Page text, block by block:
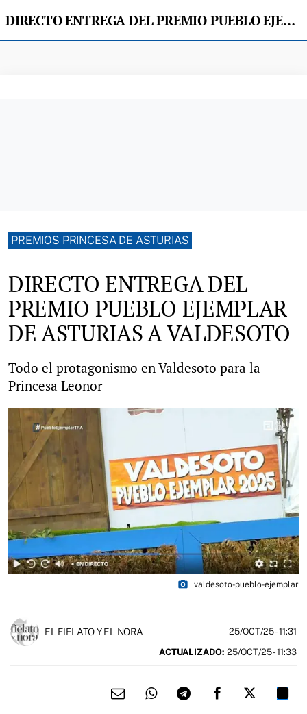
DIRECTO ENTREGA DEL PREMIO PUEBLO EJEMPLAR DE ASTURIAS A VALDESOTO
PREMIOS PRINCESA DE ASTURIAS
DIRECTO ENTREGA DEL
PREMIO PUEBLO EJEMPLAR
DE ASTURIAS A VALDESOTO
Todo el protagonismo en Valdesoto para la
Princesa Leonor
photo_camera valdesoto-pueblo-ejemplar
EL FIELATO Y EL NORA 25/OCT/25- 11:31
ACTUALIZADO: 25/OCT/25 - 11:33